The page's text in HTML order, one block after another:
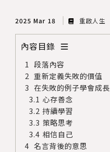
2025 Mar 18 重啟人生
內容目錄
段落內容
重新定義失敗的價值
在失敗的例子學會成長
心存善念
持續學習
策略思考
相信自己
名言背後的意思